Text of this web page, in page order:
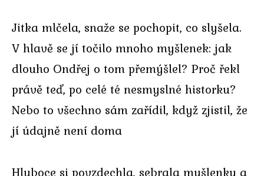
Jitka mlčela, snaže se pochopit, co slyšela.
V hlavě se jí točilo mnoho myšlenek: jak
dlouho Ondřej o tom přemýšlel? Proč řekl
právě teď, po celé té nesmyslné historku?
Nebo to všechno sám zařídil, když zjistil, že
jí údajně není doma
Hluboce si povzdechla, sebrala myšlenky a